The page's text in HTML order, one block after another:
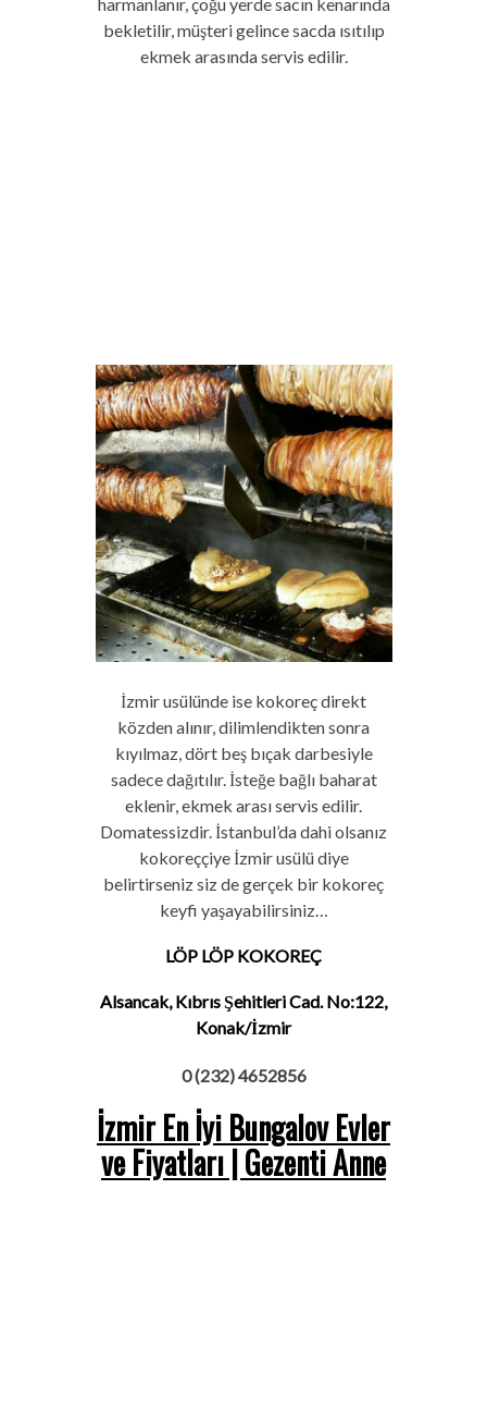
bekletilir, müşteri gelince sacda ısıtılıp
ekmek arasında servis edilir.
İzmir usülünde ise kokoreç direkt
közden alınır, dilimlendikten sonra
kıyılmaz, dört beş bıçak darbesiyle
sadece dağıtılır. İsteğe bağlı baharat
eklenir, ekmek arası servis edilir.
Domatessizdir. İstanbul’da dahi olsanız
kokoreççiye İzmir usülü diye
belirtirseniz siz de gerçek bir kokoreç
keyfi yaşayabilirsiniz…
LÖP LÖP KOKOREÇ
Alsancak, Kıbrıs Şehitleri Cad. No:122,
Konak/İzmir
0 (232) 4652856
İzmir En İyi Bungalov Evler
ve Fiyatları | Gezenti Anne